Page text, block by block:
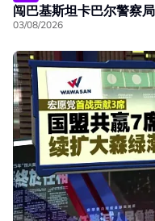
闯巴基斯坦卡巴尔警察
03/08/2026